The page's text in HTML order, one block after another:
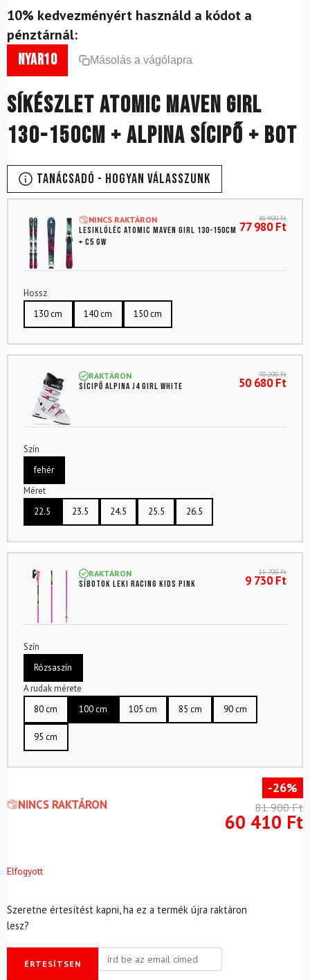
10% kedvezményért használd a kódot a
pénztárnál:
nyar10 Másolás a vágólapra
Síkészlet ATOMIC Maven Girl
130-150cm + Alpina sícipő + bot
Tanácsadó - Hogyan válasszunk
NINCS RAKTÁRON
Lesiklóléc ATOMIC Maven Girl 130-150cm
+ C5 GW
81 900Ft
77 980Ft
Hossz
130 cm
140 cm 150 cm
RAKTÁRON
Sícipő ALPINA J4 Girl White
70 200Ft
50 680Ft
Szín
fehér
Méret
22.5
23.5 24.5 25.5 26.5
RAKTÁRON
Síbotok LEKI Racing Kids Pink
11 700Ft
9 730Ft
Szín
Rózsaszín
A rudak mérete
80 cm
100 cm 105 cm 85 cm 90 cm
95 cm
NINCS RAKTÁRON
-26%
81 900Ft
60 410 Ft
Elfogyott
Szeretne értesítést kapni, ha ez a termék újra raktáron
lesz?
ÉRTESÍTSEN